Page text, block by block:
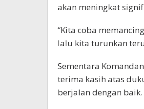
akan meningkat
“Kita coba
lalu kita turunkan
Sementara
terima kasih atas
berjalan dengan baik.